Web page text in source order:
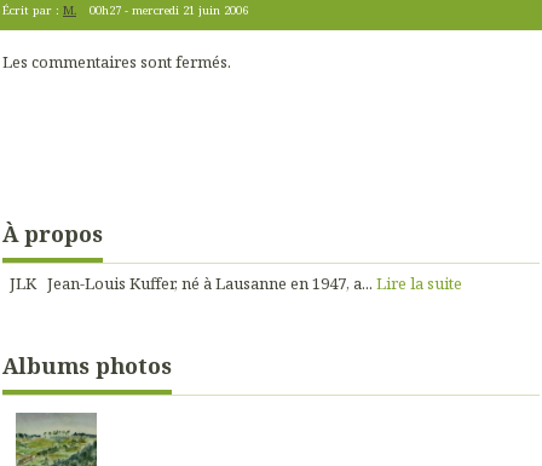
Écrit par : M. 00h27 -mercredi 21 juin 2006
Les commentaires sont fermés.
À propos
JLK Jean-Louis Kuffer, né à Lausanne en 1947, a... Lire la suite
Albums photos